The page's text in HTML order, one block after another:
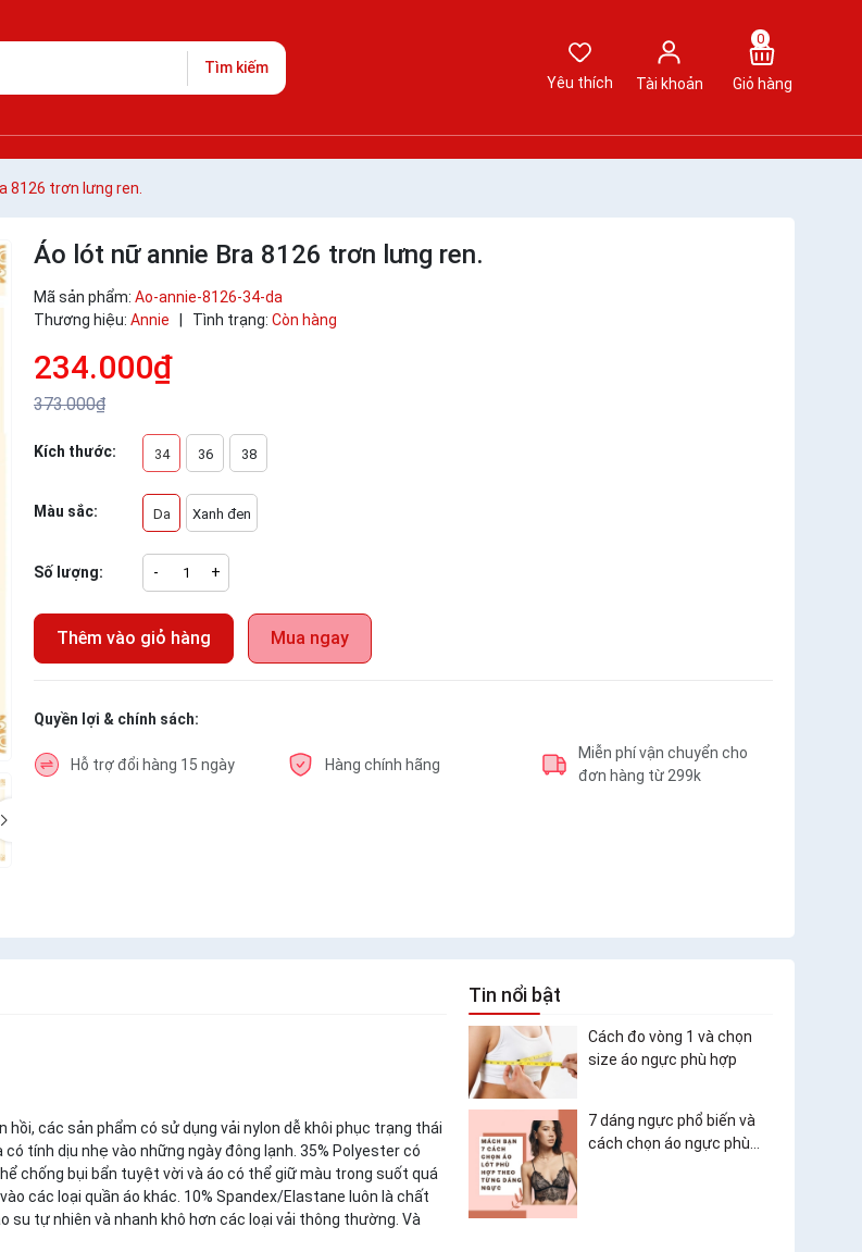
Tìm kiếm
Yêu thích
Tài khoản
0
Giỏ hàng
8126 trơn lưng ren.
Áo lót nữ annie Bra 8126 trơn lưng ren.
Mã sản phẩm: Ao-annie-8126-34-da
Thương hiệu: Annie Tình trạng: Còn hàng
234.000₫
373.000₫
Kích thước: 34 36 38
Màu sắc: Da Xanh đen
Số lượng: - +
Thêm vào giỏ hàng Mua ngay
Quyền lợi & chính sách:
Hỗ trợ đổi hàng 15 ngày Hàng chính hãng
Miễn phí vận chuyển cho
đơn hàng từ 299k
các sản phẩm có sử dụng vải nylon dễ khôi phục trạng thái
tính dịu nhẹ vào những ngày đông lạnh. 35% Polyester có
chống bụi bẩn tuyệt vời và áo có thể giữ màu trong suốt quá
các loại quần áo khác. 10% Spandex/Elastane luôn là chất
tự nhiên và nhanh khô hơn các loại vải thông thường. Và
Tin nổi bật
Cách đo vòng 1 và chọn
size áo ngực phù hợp
7 dáng ngực phổ biến và
cách chọn áo ngực phù